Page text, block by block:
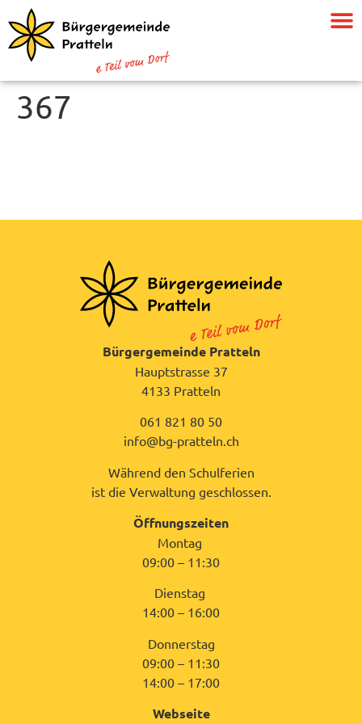
367
Bürgergemeinde Pratteln
Hauptstrasse 37
4133 Pratteln
061 821 80 50
info@bg-pratteln.ch
Während den Schulferien
ist die Verwaltung geschlossen.
Öffnungszeiten
Montag
09:00 – 11:30
Dienstag
14:00 – 16:00
Donnerstag
09:00 – 11:30
14:00 – 17:00
Webseite